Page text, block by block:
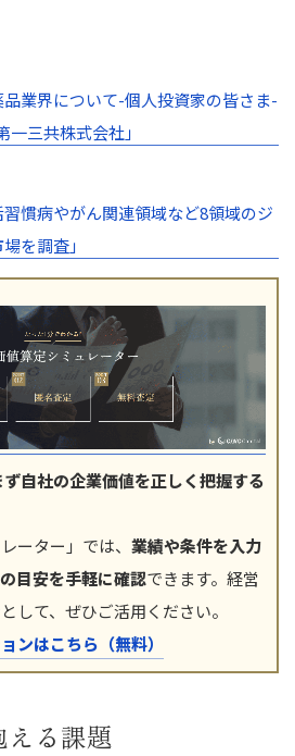
業界について-個人投資家の皆さま-
三共株式会社」
慣病やがん関連領域など8領域のジ
を調査」
ず自社の企業価値を正しく把握する
ーター」では、 業績や条件を入力
目安を手軽に確認できます。経営
して、ぜひご活用ください。
ンはこちら（無料）
る課題